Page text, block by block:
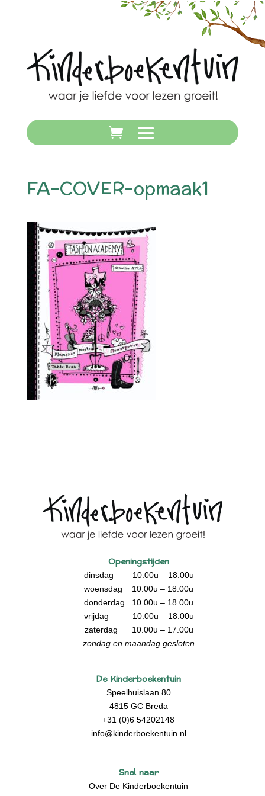
FA-COVER-opmaak1
Openingstijden
dinsdag 10.00u – 18.00u
woensdag 10.00u – 18.00u
donderdag 10.00u – 18.00u
vrijdag 10.00u – 18.00u
zaterdag 10.00u – 17.00u
zondag en maandag gesloten
De Kinderboekentuin
Speelhuislaan 80
4815 GC Breda
+31 (0)6 54202148
info@kinderboekentuin.nl
Snel naar
Over De Kinderboekentuin